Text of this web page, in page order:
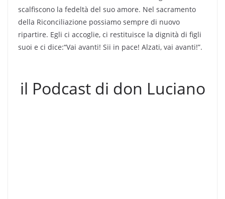
scalfiscono la fedeltà del suo amore. Nel sacramento
della Riconciliazione possiamo sempre di nuovo
ripartire. Egli ci accoglie, ci restituisce la dignità di figli
suoi e ci dice:“Vai avanti! Sii in pace! Alzati, vai avanti!”.
il Podcast di don Luciano